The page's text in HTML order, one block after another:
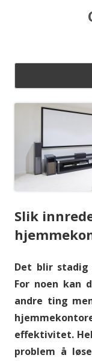
Skip to content
Slik
Det blir stadig
For noen
andre ting
effektivitet.
problem å